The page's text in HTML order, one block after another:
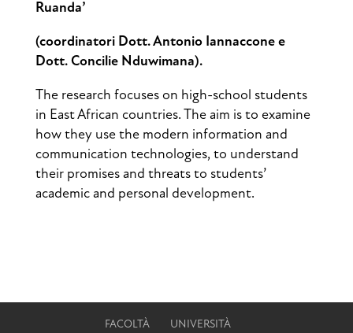
Ruanda’
(coordinatori Dott. Antonio Iannaccone e
Dott. Concilie Nduwimana).
The research focuses on high-school students
in East African countries. The aim is to examine
how they use the modern information and
communication technologies, to understand
their promises and threats to students’
academic and personal development.
FACOLTÀ UNIVERSITÀ